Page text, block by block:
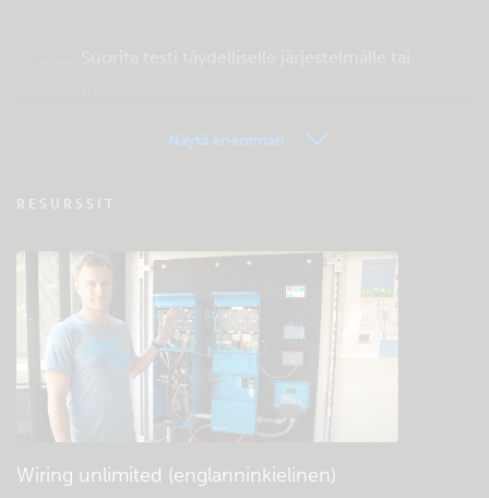
Tutustu yhteisön ylläpitämään
tukitietokantaan
Yleiset lataukset ja dokumentaatio
Näytä enemmän
RESURSSIT
Wiring unlimited (englanninkielinen)